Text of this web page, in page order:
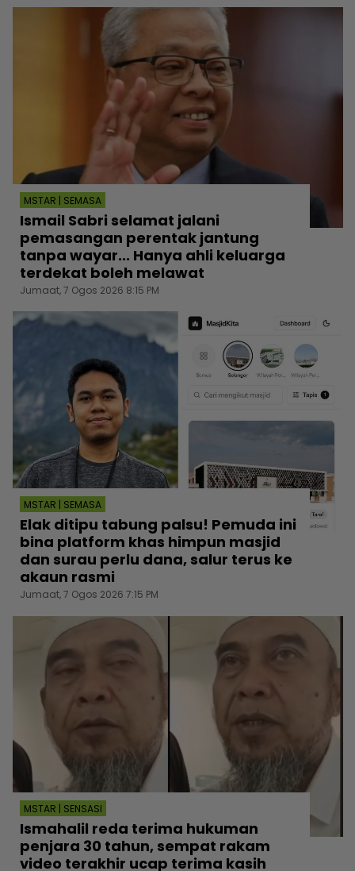
MSTAR | SEMASA
Ismail Sabri selamat jalani
pemasangan perentak jantung
tanpa wayar... Hanya ahli keluarga
terdekat boleh melawat
Jumaat, 7 Ogos 2026 8:15 PM
MSTAR | SEMASA
Elak ditipu tabung palsu! Pemuda ini
bina platform khas himpun masjid
dan surau perlu dana, salur terus ke
akaun rasmi
Jumaat, 7 Ogos 2026 7:15 PM
MSTAR | SENSASI
Ismahalil reda terima hukuman
penjara 30 tahun, sempat rakam
video terakhir ucap terima kasih